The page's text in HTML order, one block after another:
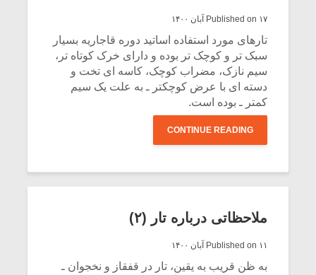
Published on ۱۷ آبان ۱۴۰۰
تارهای مورد استفاده اساتید دوره قاجاریه بسیار
سبک تر و کوچک تر بوده و دارای خرک کوتاه تر،
سیم نازک، مضراب کوچک، کاسه ای تخت و
دسته ای با عرض کوچکتر ـ به علت یک سیم
کمتر ـ بوده است.
CONTINUE READING
ملاحظاتی درباره تار (۲)
Published on ۱۱ آبان ۱۴۰۰
به ظن قریب به یقین، تار در قفقاز و نخجوان ـ